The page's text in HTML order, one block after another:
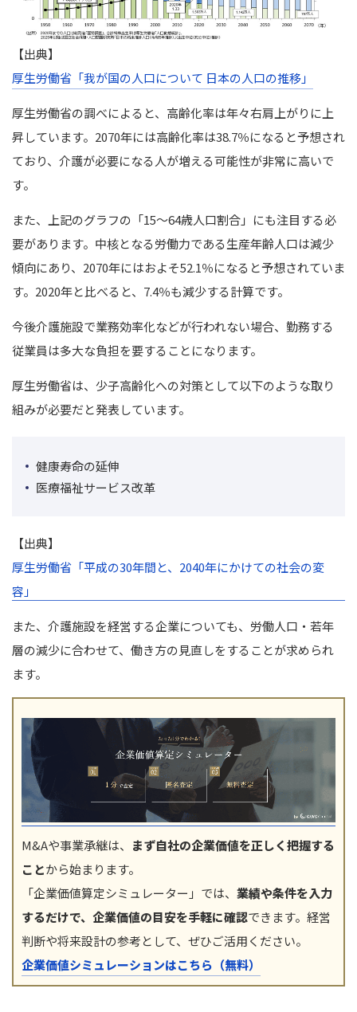
【出典】
厚生労働省「我が国の人口について 日本の人口の推移」
厚生労働省の調べによると、高齢化率は年々右肩上がりに上
昇しています。2070年には高齢化率は38.7％になると予想され
ており、介護が必要になる人が増える可能性が非常に高いで
す。
また、上記のグラフの「15～64歳人口割合」にも注目する必
要があります。中核となる労働力である生産年齢人口は減少
傾向にあり、2070年にはおよそ52.1％になると予想されていま
す。2020年と比べると、7.4％も減少する計算です。
今後介護施設で業務効率化などが行われない場合、勤務する
従業員は多大な負担を要することになります。
厚生労働省は、少子高齢化への対策として以下のような取り
組みが必要だと発表しています。
健康寿命の延伸
医療福祉サービス改革
【出典】
厚生労働省「平成の30年間と、2040年にかけての社会の変
容」
また、介護施設を経営する企業についても、労働人口・若年
層の減少に合わせて、働き方の見直しをすることが求められ
ます。
M&Aや事業承継は、 まず自社の企業価値を正しく把握する
ことから始まります。
「企業価値算定シミュレーター」では、 業績や条件を入力
するだけで、企業価値の目安を手軽に確認できます。経営
判断や将来設計の参考として、ぜひご活用ください。
企業価値シミュレーションはこちら（無料）